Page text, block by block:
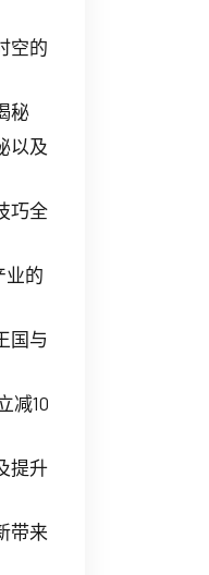
空的
秘
以及
巧全
业的
国与
减10
提升
带来